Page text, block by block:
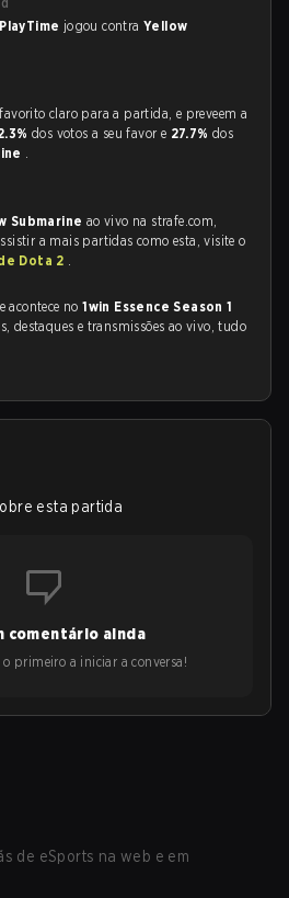
PlayTime jogou contraYellow
claro para a partida, e preveem a
dos votos a seu favor e 27.7%dos
.
Submarine ao vivo na strafe.com,
a mais partidas como esta, visite o
Dota 2 .
acontece no1win Essence Season 1
destaques e transmissões ao vivo, tudo
esta partida
comentário ainda
o primeiro a iniciar a conversa!
de eSports na web e em